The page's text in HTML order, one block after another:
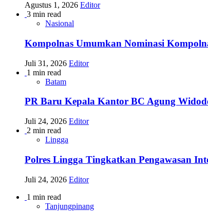
Agustus 1, 2026 Editor
3 min read
Nasional
Kompolnas Umumkan Nominasi
Juli 31, 2026 Editor
1 min read
Batam
PR Baru Kepala Kantor BC Agung
Juli 24, 2026 Editor
2 min read
Lingga
Polres Lingga Tingkatkan Pengawasan
Juli 24, 2026 Editor
1 min read
Tanjungpinang